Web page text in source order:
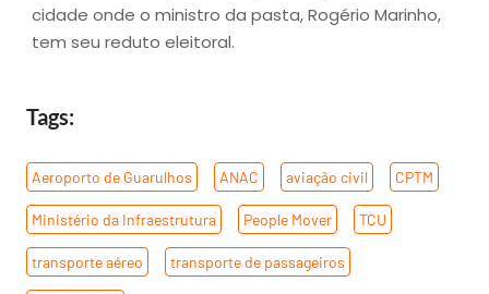
cidade onde o ministro da pasta, Rogério Marinho,
tem seu reduto eleitoral.
Tags:
Aeroporto de Guarulhos ANAC aviação civil CPTM
Ministério da Infraestrutura People Mover TCU
transporte aéreo transporte de passageiros